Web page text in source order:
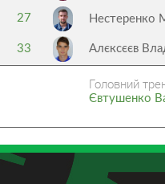
27 Нестеренко
33 Алєксєєв
Головний
Євтушенко